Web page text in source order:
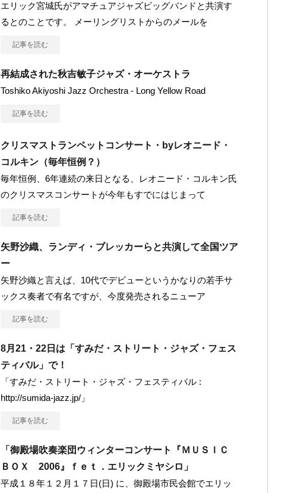
エリック宮城氏がアマチュアジャズビッグバンドと共演す
るとのことです。 メーリングリストからのメールを
記事を読む
再結成された秋吉敏子ジャズ・オーケストラ
Toshiko Akiyoshi Jazz Orchestra - Long Yellow Road
記事を読む
クリスマストランペットコンサート・byレオニード・
コルキン（毎年恒例？）
毎年恒例、6年連続の来日となる、レオニード・コルキン氏
のクリスマスコンサートが今年もすでにはじまって
記事を読む
矢野沙織、ランディ・ブレッカーらと共演して全国ツア
ー
矢野沙織と言えば、10代でデビューというかなりの若手サ
ックス奏者で有名ですが、今度発売されるニューア
記事を読む
8月21・22日は「すみだ・ストリート・ジャズ・フェス
ティバル」で！
「すみだ・ストリート・ジャズ・フェスティバル :
http://sumida-jazz.jp/」
記事を読む
「御殿場吹奏楽団ウィンターコンサート『ＭＵＳＩＣ
ＢＯＸ 2006』ｆｅｔ．エリックミヤシロ」
平成１８年１２月１７日(日) に、御殿場市民会館でエリッ